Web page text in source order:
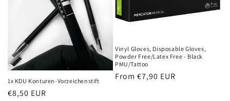
1x KDU Konturen-Vorzeichenstift
Regular
€8,50 EUR
Vinyl Gloves, Disposable Gloves,
Powder Free/Latex Free - Black
PMU/Tattoo
Regular
From €7,90 EUR